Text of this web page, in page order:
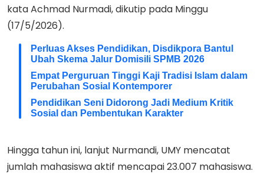
kata Achmad Nurmadi, dikutip pada Minggu
(17/5/2026).
Perluas Akses Pendidikan, Disdikpora Bantul
Ubah Skema Jalur Domisili SPMB 2026
Empat Perguruan Tinggi Kaji Tradisi Islam dalam
Perubahan Sosial Kontemporer
Pendidikan Seni Didorong Jadi Medium Kritik
Sosial dan Pembentukan Karakter
Hingga tahun ini, lanjut Nurmandi, UMY mencatat
jumlah mahasiswa aktif mencapai 23.007 mahasiswa.